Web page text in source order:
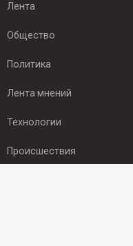
Лента
Общество
Политика
Лента мнений
Технологии
Происшествия